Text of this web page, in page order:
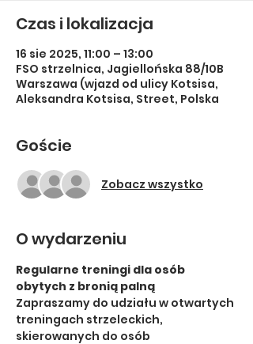
Czas i lokalizacja
16 sie 2025, 11:00 – 13:00
FSO strzelnica, Jagiellońska 88/10B
Warszawa (wjazd od ulicy Kotsisa,
Aleksandra Kotsisa, Street, Polska
Goście
Zobacz wszystko
O wydarzeniu
Regularne treningi dla osób
obytych z bronią palną
Zapraszamy do udziału w otwartych
treningach strzeleckich,
skierowanych do osób